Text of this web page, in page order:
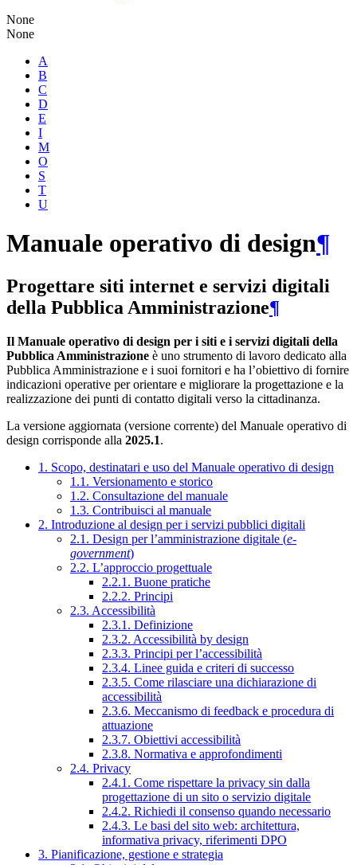
None
None
A
B
C
D
E
I
M
O
S
T
U
Manuale operativo di design¶
Progettare siti internet e servizi digitali
della Pubblica Amministrazione¶
Il Manuale operativo di design per i siti e i servizi digitali della
Pubblica Amministrazione è uno strumento di lavoro dedicato alla
Pubblica Amministrazione e i suoi fornitori e ha l’obiettivo di fornire
indicazioni operative per orientare e migliorare la progettazione e la
realizzazione dei punti di contatto digitali verso la cittadinanza.
La versione aggiornata (versione corrente) del Manuale operativo di
design corrisponde alla 2025.1.
1. Scopo, destinatari e uso del Manuale operativo di design
1.1. Versionamento e storico
1.2. Consultazione del manuale
1.3. Contribuisci al manuale
2. Introduzione al design per i servizi pubblici digitali
2.1. Design per l’amministrazione digitale (e-
government)
2.2. L’approccio progettuale
2.2.1. Buone pratiche
2.2.2. Principi
2.3. Accessibilità
2.3.1. Definizione
2.3.2. Accessibilità by design
2.3.3. Principi per l’accessibilità
2.3.4. Linee guida e criteri di successo
2.3.5. Come rilasciare una dichiarazione di
accessibilità
2.3.6. Meccanismo di feedback e procedura di
attuazione
2.3.7. Obiettivi accessibilità
2.3.8. Normativa e approfondimenti
2.4. Privacy
2.4.1. Come rispettare la privacy sin dalla
progettazione di un sito o servizio digitale
2.4.2. Richiedi il consenso quando necessario
2.4.3. Le basi del sito web: architettura,
informativa privacy, riferimenti DPO
3. Pianificazione, gestione e strategia